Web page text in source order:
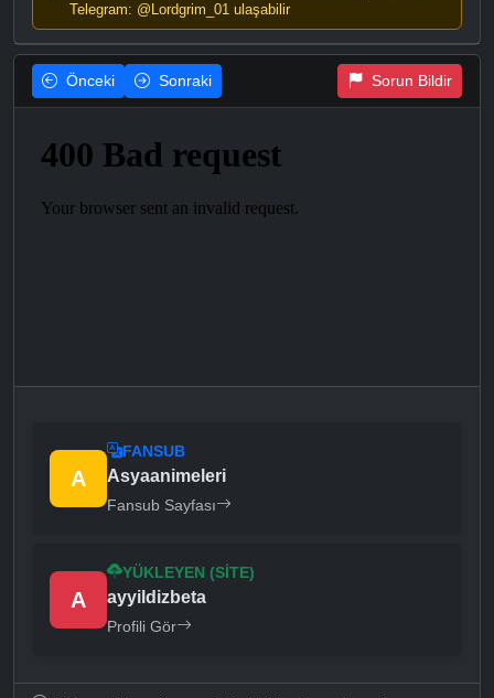
Telegram: @Lordgrim_01 ulaşabilir
Önceki Sonraki Sorun Bildir
A
FANSUB
Asyaanimeleri
Fansub Sayfası
A
YÜKLEYEN (SITE)
ayyildizbeta
Profili Gör